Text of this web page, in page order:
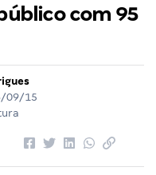
com 95
09/15